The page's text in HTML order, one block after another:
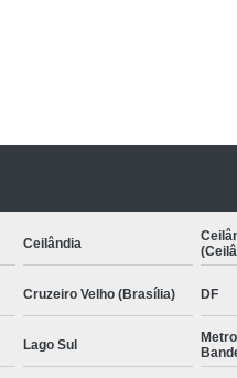
Conceito Bobath Infantil
Terapia
Terapia
Conceito Bobath
Neuroevolutivo Bobath
Ceilândia
Cruzeiro Velho (Brasília) DF
Lago Sul